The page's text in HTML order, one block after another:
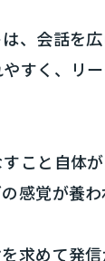
、会話を
すく、リー
こと自体
感覚が養わ
求めて発